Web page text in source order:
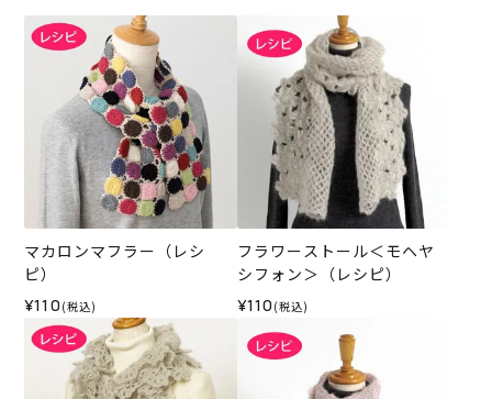
マカロンマフラー（レシ
ピ）
¥110 (税込)
フラワーストール＜モヘヤ
シフォン＞（レシピ）
¥110 (税込)